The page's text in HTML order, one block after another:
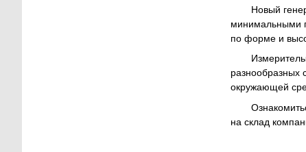
Новый
минимальными
по форме и
разнообразных
окружающей
на склад